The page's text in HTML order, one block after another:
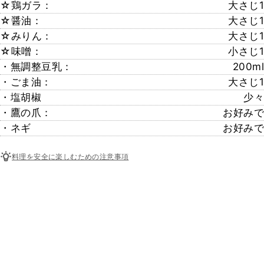
☆鶏ガラ：
大さじ1
☆醤油：
大さじ1
☆みりん：
大さじ1
☆味噌：
小さじ1
・無調整豆乳：
200ml
・ごま油：
大さじ1
・塩胡椒
少々
・鷹の爪：
お好みで
・ネギ
お好みで
料理を安全に楽しむための注意事項